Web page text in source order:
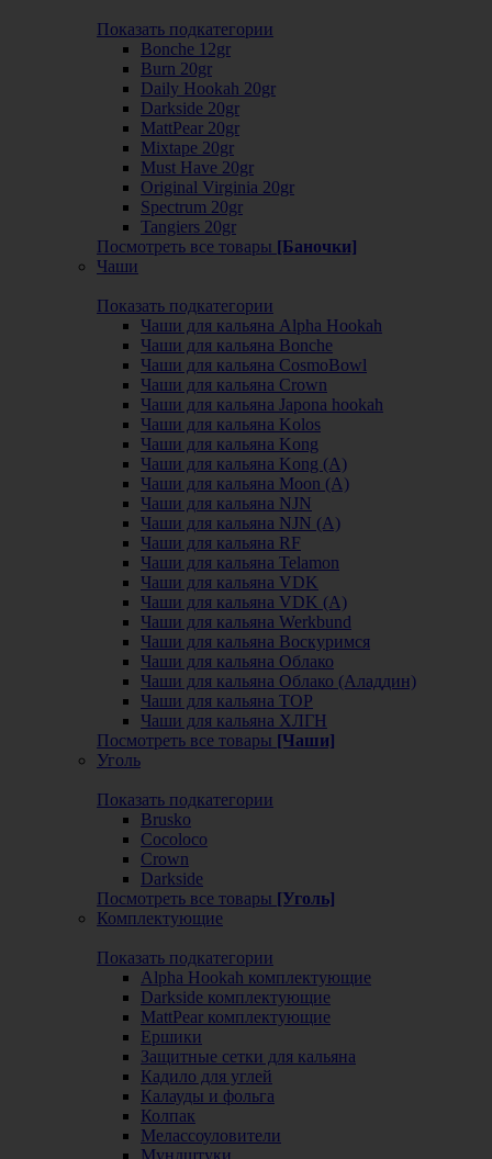
Показать подкатегории
Bonche 12gr
Burn 20gr
Daily Hookah 20gr
Darkside 20gr
MattPear 20gr
Mixtape 20gr
Must Have 20gr
Original Virginia 20gr
Spectrum 20gr
Tangiers 20gr
Посмотреть все товары [Баночки]
Чаши
Показать подкатегории
Чаши для кальяна Alpha Hookah
Чаши для кальяна Bonche
Чаши для кальяна CosmoBowl
Чаши для кальяна Crown
Чаши для кальяна Japona hookah
Чаши для кальяна Kolos
Чаши для кальяна Kong
Чаши для кальяна Kong (A)
Чаши для кальяна Moon (А)
Чаши для кальяна NJN
Чаши для кальяна NJN (А)
Чаши для кальяна RF
Чаши для кальяна Telamon
Чаши для кальяна VDK
Чаши для кальяна VDK (А)
Чаши для кальяна Werkbund
Чаши для кальяна Воскуримся
Чаши для кальяна Облако
Чаши для кальяна Облако (Аладдин)
Чаши для кальяна ТОР
Чаши для кальяна ХЛГН
Посмотреть все товары [Чаши]
Уголь
Показать подкатегории
Brusko
Cocoloco
Crown
Darkside
Посмотреть все товары [Уголь]
Комплектующие
Показать подкатегории
Alpha Hookah комплектующие
Darkside комплектующие
MattPear комплектующие
Ершики
Защитные сетки для кальяна
Кадило для углей
Калауды и фольга
Колпак
Мелассоуловители
Мундштуки